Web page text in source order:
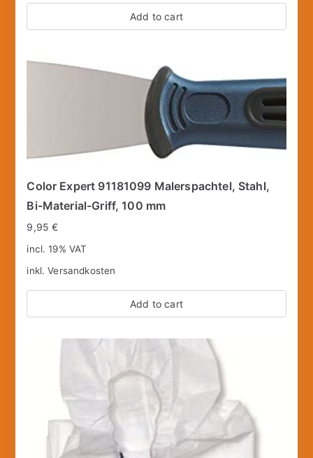
Add to cart
Color Expert 91181099 Malerspachtel, Stahl,
Bi-Material-Griff, 100 mm
9,95€
incl. 19% VAT
inkl.Versandkosten
Add to cart